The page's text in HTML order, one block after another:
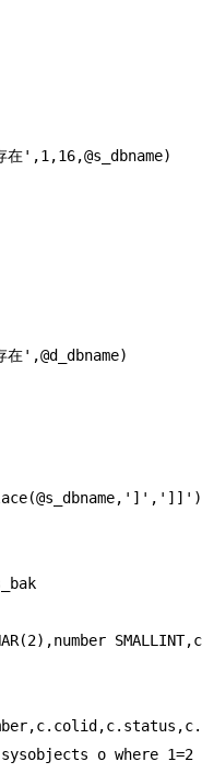
在',1,16,@s_dbname)
在',@d_dbname)
o where 1=2